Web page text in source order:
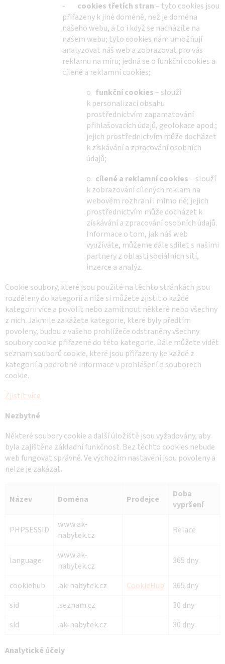
- cookies třetích stran – tyto cookies jsou
přiřazeny k jiné doméně, než je doména
našeho webu, a to i když se nacházíte na
našem webu; tyto cookies nám umožňují
analyzovat náš web a zobrazovat pro vás
reklamu na míru; jedná se o funkční cookies a
cílené a reklamní cookies;
o funkční cookies – slouží
k personalizaci obsahu
prostřednictvím zapamatování
přihlašovacích údajů, geolokace apod.;
jejich prostřednictvím může docházet
k získávání a zpracování osobních
údajů;
o cílené a reklamní cookies – slouží
k zobrazování cílených reklam na
webovém rozhraní i mimo ně; jejich
prostřednictvím může docházet k
získávání a zpracování osobních údajů.
Informace o tom, jak náš web
využíváte, můžeme dále sdílet s našimi
partnery z oblasti sociálních sítí,
inzerce a analýz.
Cookie soubory, které jsou použité na těchto stránkách jsou
rozděleny do kategorií a níže si můžete zjistit o každé
kategorii více a povolit nebo zamítnout některé nebo všechny
z nich. Jakmile zakážete kategorie, které byly předtím
povoleny, budou z vašeho prohlížeče odstraněny všechny
soubory cookie přiřazené do této kategorie. Dále můžete vidět
seznam souborů cookie, které jsou přiřazeny ke každé z
kategorií a podrobné informace v prohlášení o souborech
cookie.
Zjistit více
Nezbytné
Některé soubory cookie a další úložiště jsou vyžadovány, aby
byla zajištěna základní funkčnost. Bez těchto cookies nebude
web fungovat správně. Ve výchozím nastavení jsou povoleny a
nelze je zakázat.
Název Doména Prodejce
Doba
vypršení
PHPSESSID
www.ak-
nabytek.cz
Relace
language
www.ak-
nabytek.cz
365 dny
cookiehub .ak-nabytek.cz CookieHub
365 dny
sid
.seznam.cz
30 dny
sid
.ak-nabytek.cz 30 dny
Analytické účely